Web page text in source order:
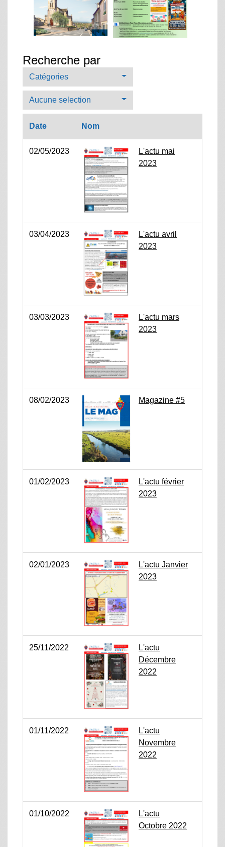
Recherche par
Catégories
Aucune selection
Date Nom
02/05/2023
L'actu mai
2023
03/04/2023
L'actu avril
2023
03/03/2023
L'actu mars
2023
08/02/2023 Magazine #5
01/02/2023
L'actu février
2023
02/01/2023
L'actu Janvier
2023
25/11/2022
L'actu
Décembre
2022
01/11/2022
L'actu
Novembre
2022
01/10/2022
L'actu
Octobre 2022